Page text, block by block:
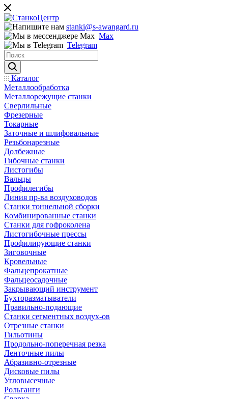
stanki@s-awangard.ru
Max
Telegram
Каталог
Металлообработка
Металлорежущие станки
Сверлильные
Фрезерные
Токарные
Заточные и шлифовальные
Резьбонарезные
Долбежные
Гибочные станки
Листогибы
Вальцы
Профилегибы
Линия пр-ва воздуховодов
Станки тоннельной сборки
Комбинированные станки
Станки для гофроколена
Листогибочные прессы
Профилирующие станки
Зиговочные
Кровельные
Фальцепрокатные
Фальцеосадочные
Закрывающий инструмент
Бухторазматыватели
Правильно-подающие
Станки сегментных воздух-ов
Отрезные станки
Гильотины
Продольно-поперечная резка
Ленточные пилы
Абразивно-отрезные
Дисковые пилы
Угловысечные
Рольганги